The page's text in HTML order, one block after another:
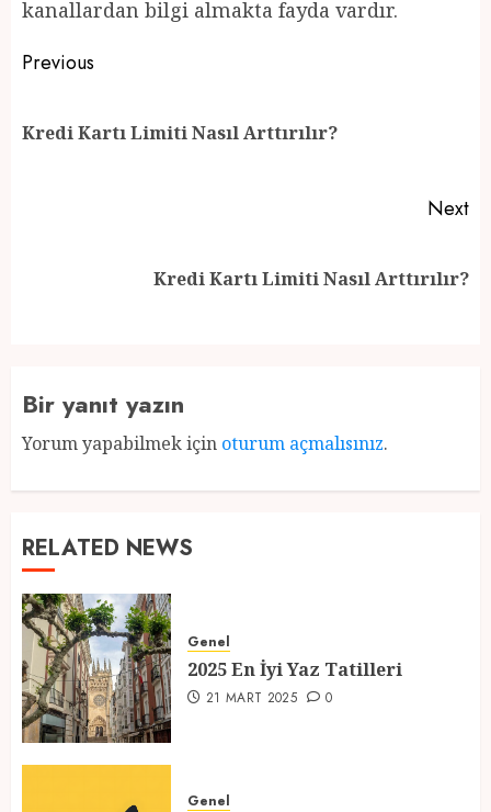
kanallardan bilgi almakta fayda vardır.
Post
Previous
Kredi Kartı Limiti Nasıl Arttırılır?
Next
Kredi Kartı Limiti Nasıl Arttırılır?
Bir yanıt yazın
Yorum yapabilmek için oturum açmalısınız.
RELATED NEWS
Genel
2025 En İyi Yaz Tatilleri
21 MART 2025 0
Genel